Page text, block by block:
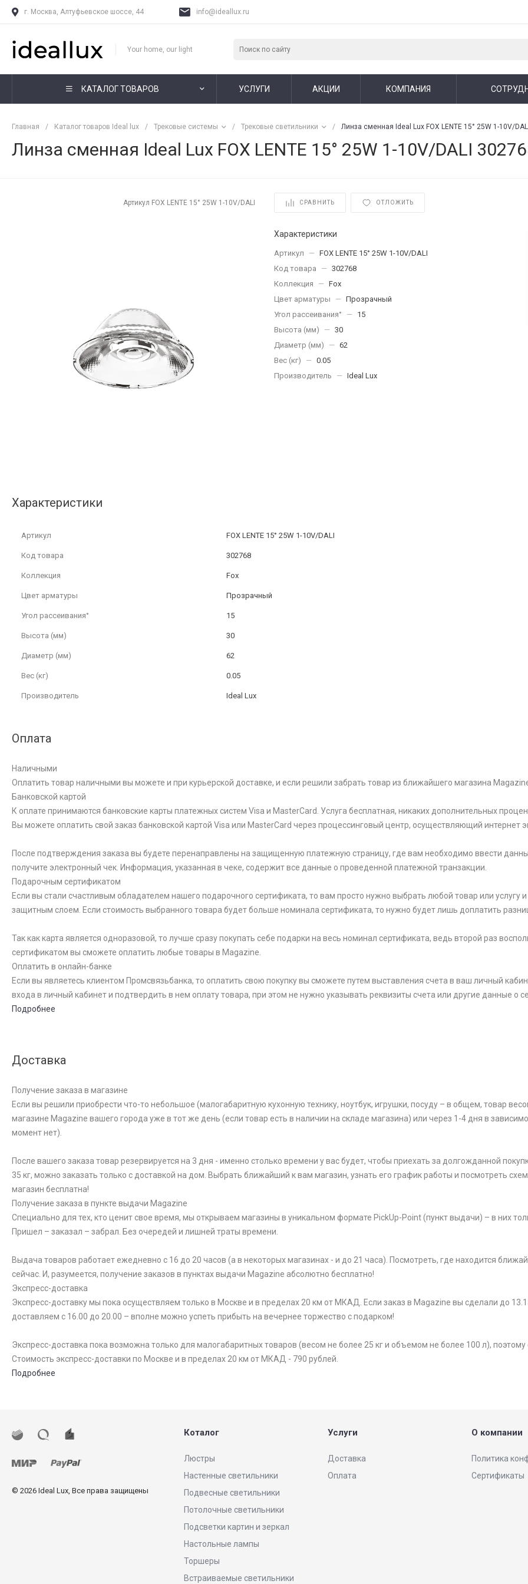
г. Москва, Алтуфьевское шоссе, 44 info@ideallux.ru
Your home, our light
КАТАЛОГ ТОВАРОВ УСЛУГИ АКЦИИ КОМПАНИЯ
Главная / Каталог товаров Ideal lux / Трековые системы / Трековые светильники / Линза сменная Ideal Lux FOX LENTE 15° 25W 1-10V/
Линза сменная Ideal Lux FOX LENTE 15° 25W 1-10V/DALI
Артикул FOX LENTE 15° 25W 1-10V/DALI СРАВНИТЬ ОТЛОЖИТЬ
Характеристики
Артикул — FOX LENTE 15° 25W 1-10V/DALI
Код товара
— 302768
Коллекция
— Fox
Цвет арматуры
— Прозрачный
Угол рассеивания°
— 15
Высота (мм)
— 30
Диаметр (мм)
— 62
Вес (кг)
— 0.05
Производитель
— Ideal Lux
Характеристики
Артикул FOX LENTE 15° 25W 1-10V/DALI
Код товара 302768
Коллекция Fox
Цвет арматуры Прозрачный
Угол рассеивания° 15
Высота (мм) 30
Диаметр (мм) 62
Вес (кг) 0.05
Производитель Ideal Lux
Оплата
Наличными
Оплатить товар наличными вы можете и при курьерской доставке, и если решили забрать товар из ближайшего магазина
Банковской картой
К оплате принимаются банковские карты платежных систем Visa и MasterCard. Услуга бесплатная, никаких дополнительных
Вы можете оплатить свой заказ банковской картой Visa или MasterCard через процессинговый центр, осуществляющий интернет
После подтверждения заказа вы будете перенаправлены на защищенную платежную страницу, где вам необходимо ввести
получите электронный чек. Информация, указанная в чеке, содержит все данные о проведенной платежной транзакции.
Подарочным сертификатом
Если вы стали счастливым обладателем нашего подарочного сертификата, то вам просто нужно выбрать любой товар или услугу
защитным слоем. Если стоимость выбранного товара будет больше номинала сертификата, то нужно будет лишь доплатить
Так как карта является одноразовой, то лучше сразу покупать себе подарки на весь номинал сертификата, ведь второй раз
сертификатом вы сможете оплатить любые товары в Magazine.
Оплатить в онлайн-банке
Если вы являетесь клиентом Промсвязьбанка, то оплатить свою покупку вы сможете путем выставления счета в ваш личный
входа в личный кабинет и подтвердить в нем оплату товара, при этом не нужно указывать реквизиты счета или другие данные о
Подробнее
Доставка
Получение заказа в магазине
Если вы решили приобрести что-то небольшое (малогабаритную кухонную технику, ноутбук, игрушки, посуду – в общем, товар
магазине Magazine вашего города уже в тот же день (если товар есть в наличии на складе магазина) или через 1-4 дня в
момент нет).
После вашего заказа товар резервируется на 3 дня - именно столько времени у вас будет, чтобы приехать за долгожданной
35 кг, можно заказать только с доставкой на дом. Выбрать ближайший к вам магазин, узнать его график работы и посмотреть
магазин бесплатна!
Получение заказа в пункте выдачи Magazine
Специально для тех, кто ценит свое время, мы открываем магазины в уникальном формате PickUp-Point (пункт выдачи) – в них
Пришел – заказал – забрал. Без очередей и лишней траты времени.
Выдача товаров работает ежедневно с 16 до 20 часов (а в некоторых магазинах - и до 21 часа). Посмотреть, где находится
сейчас. И, разумеется, получение заказов в пунктах выдачи Magazine абсолютно бесплатно!
Экспресс-доставка
Экспресс-доставку мы пока осуществляем только в Москве и в пределах 20 км от МКАД. Если заказ в Magazine вы сделали до
доставляем с 16.00 до 20.00 – вполне можно успеть прибыть на вечернее торжество с подарком!
Экспресс-доставка пока возможна только для малогабаритных товаров (весом не более 25 кг и объемом не более 100 л),
Стоимость экспресс-доставки по Москве и в пределах 20 км от МКАД - 790 рублей.
Подробнее
© 2026 Ideal Lux, Все права защищены
Коталог
Люстры
Настенные светильники
Подвесные светильники
Потолочные светильники
Подсветки картин и зеркал
Настольные лампы
Торшеры
Встраиваемые светильники
Услуги
Доставка
Оплата
О компании
Политика
Сертификаты